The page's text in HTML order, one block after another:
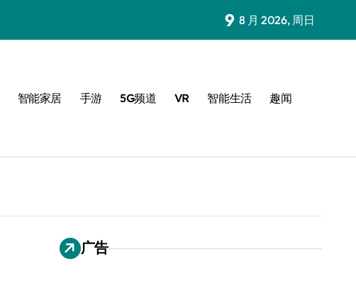
9 8 月 2026, 周日
智能家居 手游 5G频道 VR 智能生活 趣闻
广告